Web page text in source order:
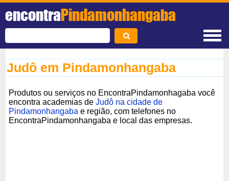
encontraPindamonhangaba
Judô em Pindamonhangaba
Produtos ou serviços no EncontraPindamonhagaba você
encontra academias deJudô na cidade de
Pindamonhangaba e região, com telefones no
EncontraPindamonhangaba e local das empresas.